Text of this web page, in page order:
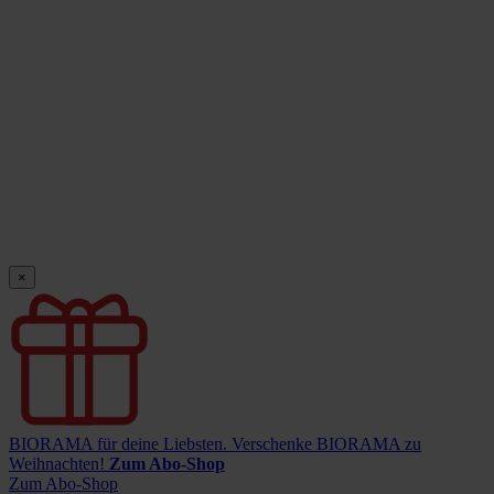
×
BIORAMA für deine Liebsten. Verschenke BIORAMA zu
Weihnachten! Zum Abo-Shop
Zum Abo-Shop